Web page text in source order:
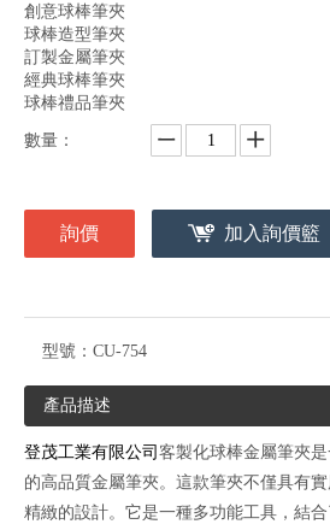
創意球棒筆夾
球棒造型筆夾
訂製金屬筆夾
經典球棒筆夾
球棒禮品筆夾
數量：
詢價 加入詢價籃
型號： CU-754
產品描述
登茂工業有限公司 客製化球棒金屬筆夾
的高品質金屬筆夾。這款筆夾不僅具有
精緻的設計。它是一種多功能工具，結